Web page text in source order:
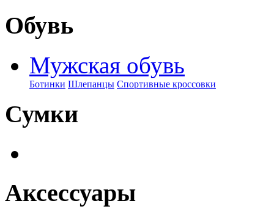
Обувь
Мужская обувь
Ботинки Шлепанцы Спортивные кроссовки
Сумки
Аксессуары